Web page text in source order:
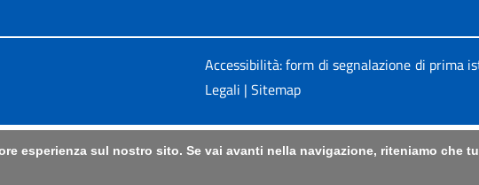
Accessibilità: form di segnalazione di prima
Legali | Sitemap
esperienza sul nostro sito. Se vai avanti nella navigazione, riteniamo che